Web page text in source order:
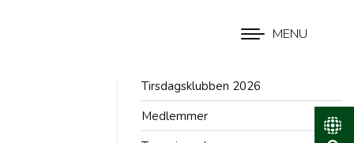
MENU
Tirsdagsklubben 2026
Medlemmer